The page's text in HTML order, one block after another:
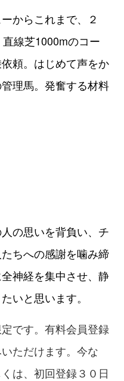
からこれまで、２
線芝1000mのコー
頼。はじめて声をか
理馬。発奮する材料
の思いを背負い、チ
ちへの感謝を噛み締
神経を集中させ、静
いと思います。
です。有料会員登録
ただけます。今な
は、初回登録３０日